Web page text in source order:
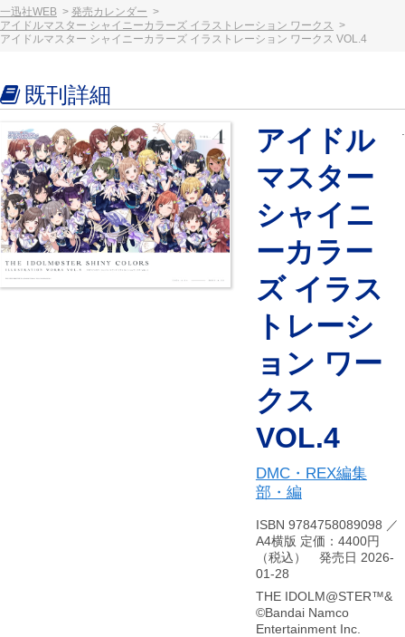
一迅社WEB
発売カレンダー
アイドルマスター シャイニーカラーズ イラストレーション ワークス
アイドルマスター シャイニーカラーズ イラストレーション ワークス VOL.4
既刊詳細
アイドル
マスター
シャイニ
ーカラー
ズ イラス
トレーシ
ョン ワー
クス
VOL.4
DMC・REX編集
部・編
ISBN 9784758089098 ／
A4横版 定価：4400円
（税込） 発売日 2026-
01-28
THE IDOLM@STER™&
©Bandai Namco
Entertainment Inc.